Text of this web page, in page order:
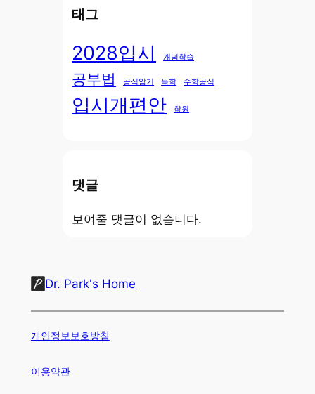
태그
2028입시 개념학습
공부법 공식암기 독학 수학공식
입시개편안 학원
댓글
보여줄 댓글이 없습니다.
Dr. Park's Home
개인정보보호방침
이용약관